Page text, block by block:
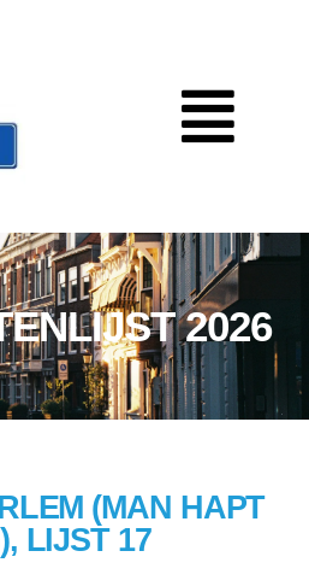
2026
(MAN HAPT
LIJST 17